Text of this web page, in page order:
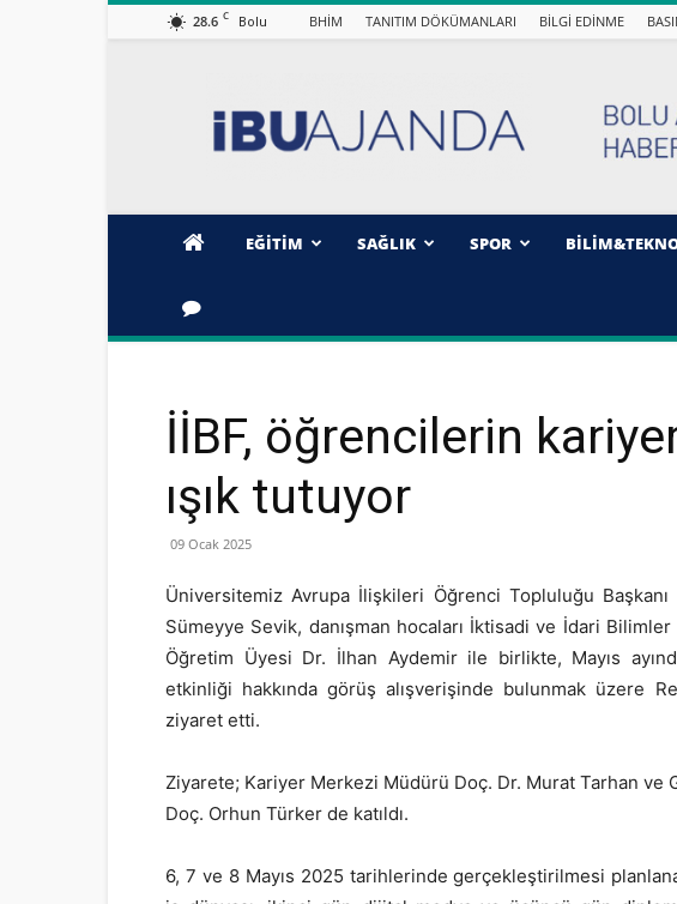
28.6 C Bolu BHİM TANITIM DÖKÜMANLARI BİLGİ EDİNME
EĞİTİM SAĞLIK SPOR
İİBF, öğrencilerin
ışık tutuyor
09 Ocak 2025
Üniversitemiz Avrupa İlişkileri Öğrenci Topluluğu Başkanı
Sümeyye Sevik, danışman hocaları İktisadi ve İdari
Öğretim Üyesi Dr. İlhan Aydemir ile birlikte, Mayıs
etkinliği hakkında görüş alışverişinde bulunmak üzere
ziyaret etti.
Ziyarete; Kariyer Merkezi Müdürü Doç. Dr. Murat Tarhan ve
Doç. Orhun Türker de katıldı.
6, 7 ve 8 Mayıs 2025 tarihlerinde gerçekleştirilmesi